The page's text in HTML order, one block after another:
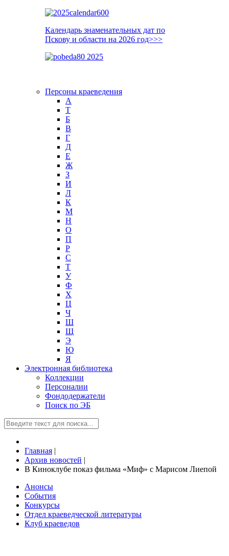
Календарь знаменательных дат по
Пскову и области на 2026 год>>>
Персоны краеведения
А
T
Б
В
Г
Д
Е
Ж
З
И
Л
К
М
Н
О
П
Р
С
Т
У
Ф
Х
Ц
Ч
Ш
Щ
Э
Ю
Я
Электронная библиотека
Коллекции
Персоналии
Фондодержатели
Поиск по ЭБ
Главная |
Архив новостей |
В Киноклубе показ фильма «Миф» с Марисом Лиепой
Анонсы
События
Конкурсы
Отдел краеведческой литературы
Клуб краеведов